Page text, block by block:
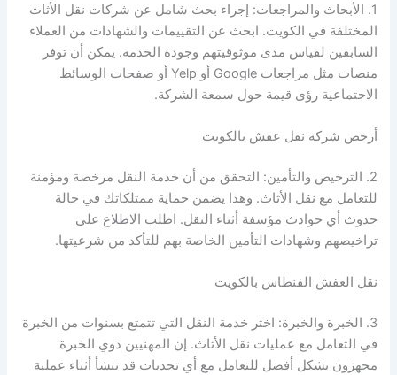
1. الأبحاث والمراجعات: إجراء بحث شامل عن شركات نقل الأثاث
المختلفة في الكويت. ابحث عن التقييمات والشهادات من العملاء
السابقين لقياس مدى موثوقيتهم وجودة الخدمة. يمكن أن توفر
منصات مثل مراجعات Google أو Yelp أو صفحات الوسائط
الاجتماعية رؤى قيمة حول سمعة الشركة.
أرخص شركة نقل عفش بالكويت
2. الترخيص والتأمين: التحقق من أن خدمة النقل مرخصة ومؤمنة
للتعامل مع نقل الأثاث. وهذا يضمن حماية ممتلكاتك في حالة
حدوث أي حوادث مؤسفة أثناء النقل. اطلب الاطلاع على
تراخيصهم وشهادات التأمين الخاصة بهم للتأكد من شرعيتها.
نقل العفش الفنطاس بالكويت
3. الخبرة والخبرة: اختر خدمة النقل التي تتمتع بسنوات من الخبرة
في التعامل مع عمليات نقل الأثاث. إن المهنيين ذوي الخبرة
مجهزون بشكل أفضل للتعامل مع أي تحديات قد تنشأ أثناء عملية